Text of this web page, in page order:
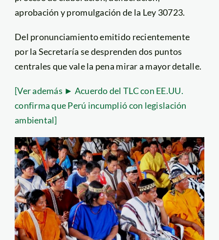
aprobación y promulgación de la Ley 30723.
Del pronunciamiento emitido recientemente
por la Secretaría se desprenden dos puntos
centrales que vale la pena mirar a mayor detalle.
[Ver además ► Acuerdo del TLC con EE.UU.
confirma que Perú incumplió con legislación
ambiental]